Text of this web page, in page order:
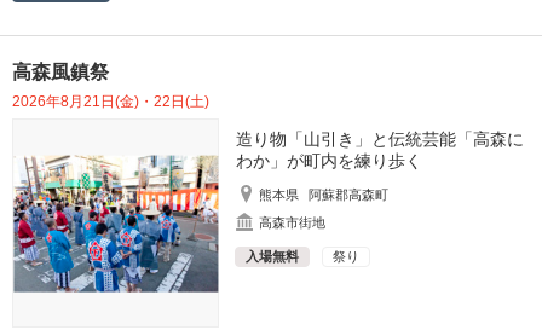
高森風鎮祭
2026年8月21日(金)・22日(土)
造り物「山引き」と伝統芸能「高森に
わか」が町内を練り歩く
熊本県
阿蘇郡高森町
高森市街地
入場無料 祭り